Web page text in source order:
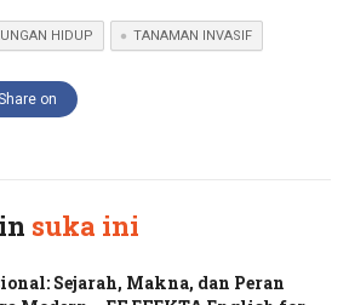
HIDUP TANAMAN INVASIF
on
suka ini
Sejarah, Makna, dan Peran